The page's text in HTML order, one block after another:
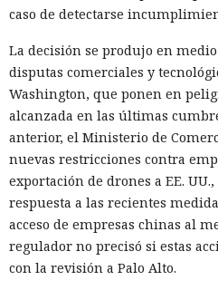
propietario resultó capaz de
especialistas de la empresa
navegador Atlas de OpenAI fue
mensajes a contactos de
Amazon sin el conocimiento
En el origen del ataque había
suscripción a un boletín
de la página ocultaron
escribieron deliberadamente
para eludir los filtros de
recibir la orden de simplemente
caso de detectarse
La decisión se produjo en
disputas comerciales y
Washington, que ponen en
alcanzada en las últimas
anterior, el Ministerio de
nuevas restricciones contra
exportación de drones a EE.
respuesta a las recientes
acceso de empresas chinas al
regulador no precisó si estas
con la revisión a Palo Alto.